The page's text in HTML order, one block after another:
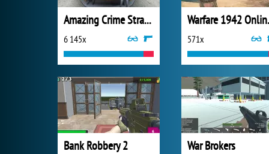
Amazing Crime Strange Stickman
6 145x 571x
Bank Robbery 2 War Brokers